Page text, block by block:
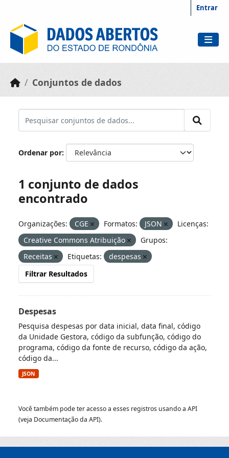
Entrar
Conjuntos de dados
Ordenar por
1 conjunto de dados
encontrado
Organizações: CGE Formatos: JSON
Licenças:
Creative Commons Atribuição
Grupos:
Receitas
Etiquetas:
despesas
Filtrar Resultados
Despesas
Pesquisa despesas por data inicial, data final, código
da Unidade Gestora, código da subfunção, código do
programa, código da fonte de recurso, código da ação,
código da...
JSON
Você também pode ter acesso a esses registros usando a API
(veja Documentação da API).